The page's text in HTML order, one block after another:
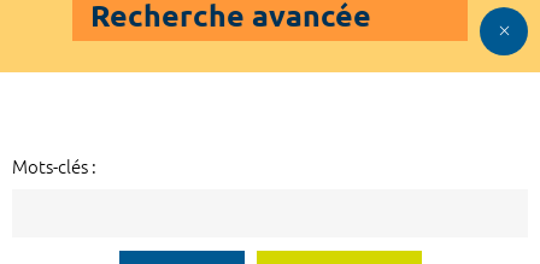
Recherche avancée
Mots-clés :